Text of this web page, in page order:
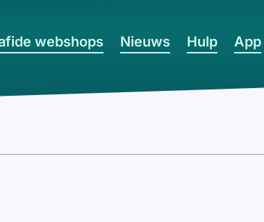
webshops Nieuws Hulp App